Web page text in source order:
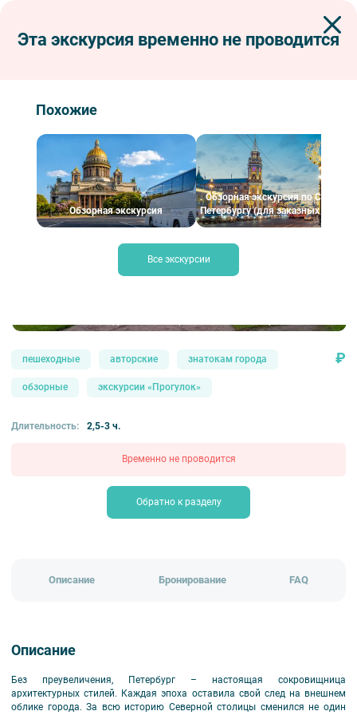
Все стили вокруг Смольного
пешеходные авторские знатокам города
обзорные экскурсии «Прогулок»
₽
Длительность: 2,5-3 ч.
Временно не проводится
Обратно к разделу
Эта экскурсия временно не проводится
Похожие
Обзорная экскурсия
Обзорная экскурсия по Санкт-
Петербургу (для заказных групп)
Все экскурсии
Описание Бронирование FAQ
Описание
Без преувеличения, Петербург – настоящая сокровищница
архитектурных стилей. Каждая эпоха оставила свой след на внешнем
облике города. За всю историю Северной столицы сменился не один